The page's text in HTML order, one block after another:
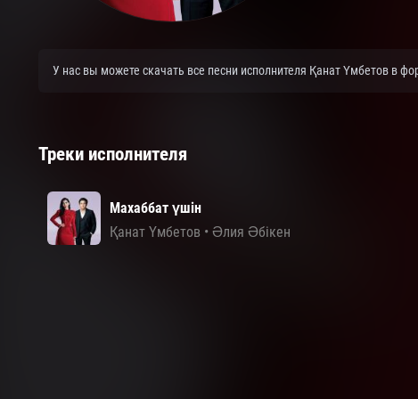
У нас вы можете скачать все песни исполнителя Қанат Үмбетов в
Треки исполнителя
Махаббат үшін
Қанат Үмбетов • Әлия Әбікен